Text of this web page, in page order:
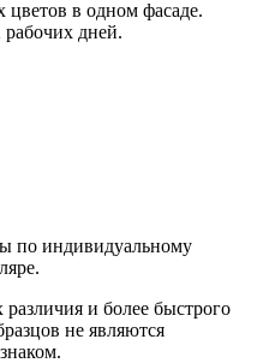
цветов в одном фасаде.
рабочих дней.
по индивидуальному
и более быстрого
не являются